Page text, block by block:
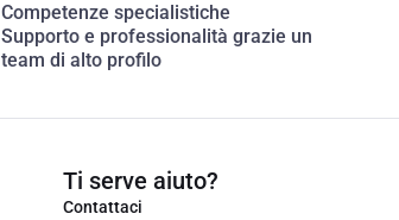
Competenze specialistiche
Supporto e professionalità grazie un
team di alto profilo
Ti serve aiuto?
Contattaci